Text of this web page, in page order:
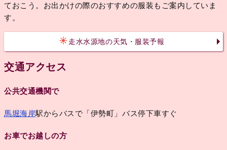
ておこう。お出かけの際のおすすめの服装もご案内していま
す。
走水水源地の天気・服装予報
交通アクセス
公共交通機関で
馬堀海岸駅からバスで「伊勢町」バス停下車すぐ
お車でお越しの方